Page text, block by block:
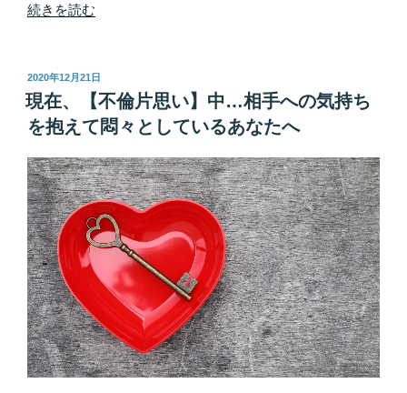
“運
人
と
出
会
う
と、
直
感
で
わ
か
る？
【あ
な
た
続きを読む
投
稿
日:
2020年12月21日
現在、【不倫片思い】中…相手への気持ち
を抱えて悶々としているあなたへ